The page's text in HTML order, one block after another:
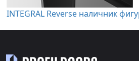
INTEGRAL Reverse наличник